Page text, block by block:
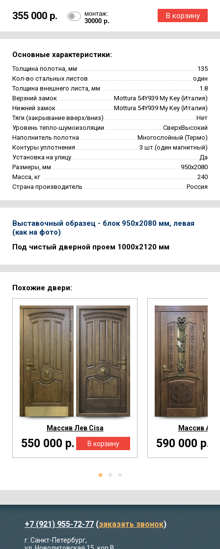
355 000 р.
монтаж:
30000 р.
Основные характеристики:
Толщина полотна, мм
135
Кол-во стальных листов
один
Толщина внешнего листа, мм
1.8
Верхний замок
Mottura 54Y939 My Key (Италия)
Нижний замок
Mottura 54Y939 My Key (Италия)
Тяги (закрывание вверх/вниз)
Нет
Уровень тепло-шумоизоляции
СверхВысокий
Наполнитель полотна
Многослойный (Термо)
Контуры уплотнения
3 шт.(один магнитный)
Установка на улицу
Да
Размеры, мм
950х2080
Масса, кг
240
Страна производитель
Россия
Выставочный образец - блок 950х2080 мм, левая
(как на фото)
Под чистый дверной проем 1000х2120 мм
Похожие двери:
Массив Лев Cisa
550 000 р.
Массив
590 000 р.
+7 (921) 955-72-77 (заказать звонок)
г. Санкт-Петербург,